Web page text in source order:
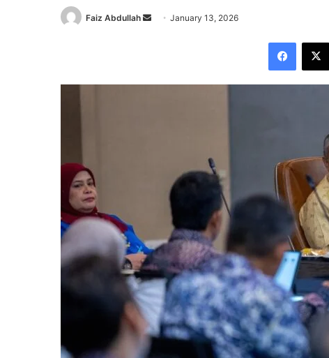
Faiz Abdullah
a
January 13, 2026